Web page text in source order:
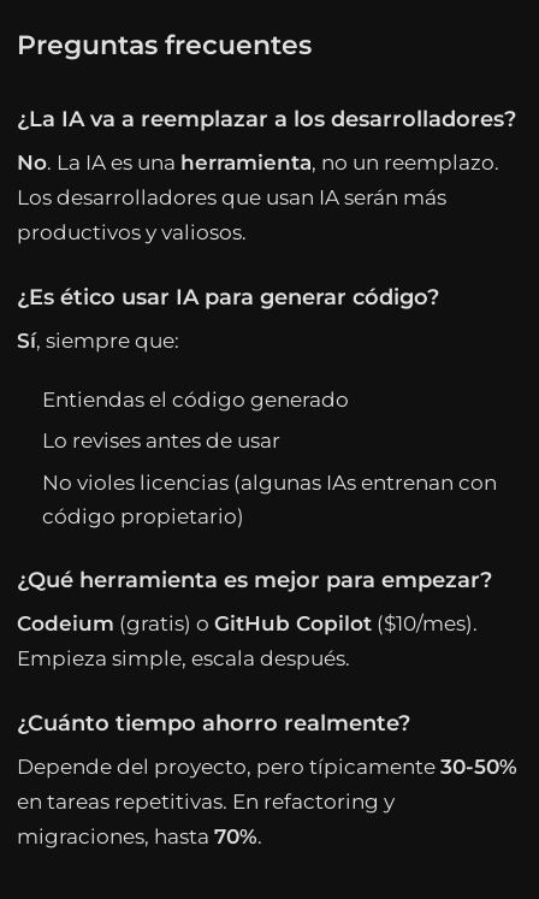
Preguntas frecuentes
¿La IA va a reemplazar a los desarrolladores?
No. La IA es una herramienta, no un reemplazo.
Los desarrolladores que usan IA serán más
productivos y valiosos.
¿Es ético usar IA para generar código?
Sí, siempre que:
Entiendas el código generado
Lo revises antes de usar
No violes licencias (algunas IAs entrenan con
código propietario)
¿Qué herramienta es mejor para empezar?
Codeium (gratis) o GitHub Copilot($10/mes).
Empieza simple, escala después.
¿Cuánto tiempo ahorro realmente?
Depende del proyecto, pero típicamente 30-50%
en tareas repetitivas. En refactoring y
migraciones, hasta 70%.